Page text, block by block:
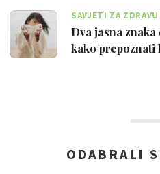
SAVJETI ZA
Dva jasna
kako prepoznati